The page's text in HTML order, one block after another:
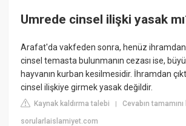
Umrede cinsel ilişki yasak
Arafat'da vakfeden sonra, henüz ihramdan
cinsel temasta bulunmanın cezası ise,
hayvanın kurban kesilmesidir. İhramdan
cinsel ilişkiye girmek yasak değildir.
Kaynak kaldırma talebi |Cevabın
sorularlaislamiyet.com